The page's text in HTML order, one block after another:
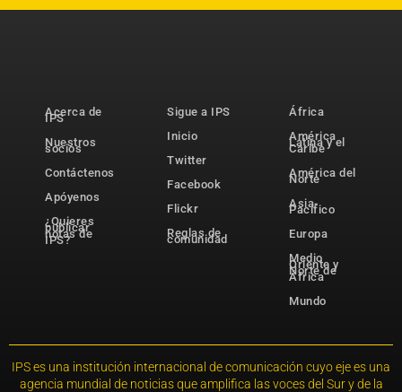
Acerca de
IPS
Nuestros
socios
Contáctenos
Apóyenos
¿Quieres
publicar
notas de
IPS?
Sigue a IPS
Inicio
Twitter
Facebook
Flickr
Reglas de
comunidad
África
América
Latina y el
Caribe
América del
Norte
Asia-
Pacífico
Europa
Medio
Oriente y
Norte de
África
Mundo
IPS es una institución internacional de comunicación cuyo eje es una
agencia mundial de noticias que amplifica las voces del Sur y de la